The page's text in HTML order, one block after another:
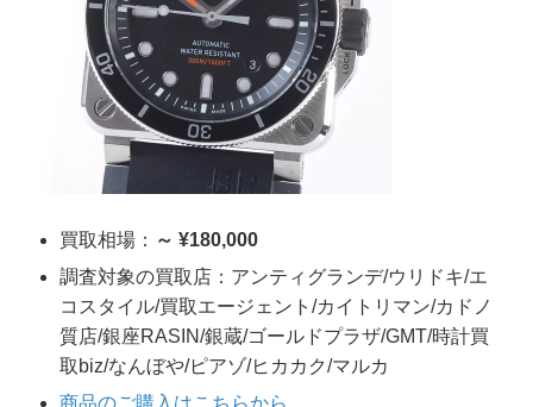
買取相場： ～ ¥180,000
調査対象の買取店：アンティグランデ/ウリドキ/エ
コスタイル/買取エージェント/カイトリマン/カドノ
質店/銀座RASIN/銀蔵/ゴールドプラザ/GMT/時計買
取biz/なんぼや/ピアゾ/ヒカカク/マルカ
商品のご購入はこちらから